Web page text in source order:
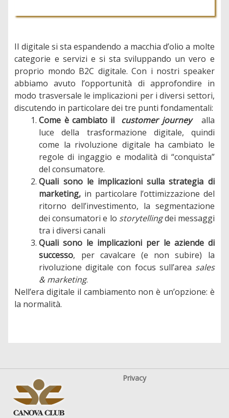
Il digitale si sta espandendo a macchia d’olio a molte
categorie e servizi e si sta sviluppando un vero e
proprio mondo B2C digitale. Con i nostri speaker
abbiamo avuto l’opportunità di approfondire in
modo trasversale le implicazioni per i diversi settori,
discutendo in particolare dei tre punti fondamentali:
Come è cambiato il
customer journey
alla
luce della trasformazione digitale, quindi
come la rivoluzione digitale ha cambiato le
regole di ingaggio e modalità di “conquista”
del consumatore.
Quali sono le implicazioni sulla strategia di
marketing, in particolare l’ottimizzazione del
ritorno dell’investimento, la segmentazione
dei consumatori e lo storytellingdei messaggi
tra i diversi canali
Quali sono le implicazioni per le aziende di
successo, per cavalcare (e non subire) la
rivoluzione digitale con focus sull’area sales
& marketing.
Nell’era digitale il cambiamento non è un’opzione: è
la normalità.
Privacy